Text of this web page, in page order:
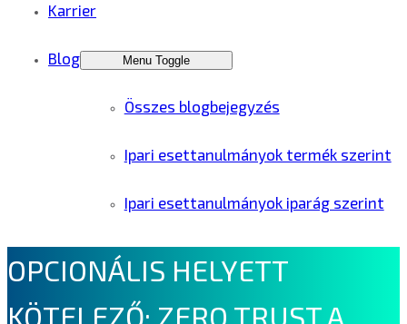
Karrier
Blog Menu Toggle
Összes blogbejegyzés
Ipari esettanulmányok termék szerint
Ipari esettanulmányok iparág szerint
OPCIONÁLIS HELYETT
KÖTELEZŐ: ZERO TRUST A